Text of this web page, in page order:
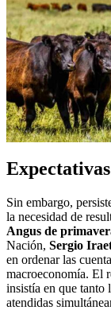
Sin embargo,
la necesidad de
Angus de
Nación, Sergio
en ordenar las
macroeconomía. El
insistía en que tanto
atendidas